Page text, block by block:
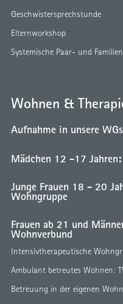
Geschwistersprechstunde
Elternworkshop
Systemische Paar- und
Wohnen &
Aufnahme in unsere WGs
Mädchen 12 -17
Junge Frauen 18 - 20
Wohngruppe
Frauen ab 21 und
Wohnverbund
Intensivtherapeutische
Ambulant betreutes Wohnen:
Betreuung in der eigenen